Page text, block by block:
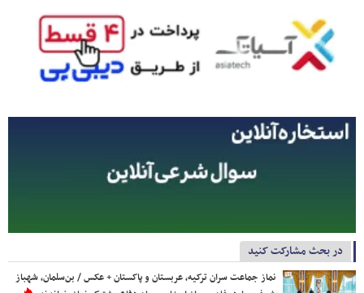
در بحث مشارکت کنید
نماز جماعت سران ترکیه، عربستان و پاکستان + عکس / بن‌سلمان، شهباز